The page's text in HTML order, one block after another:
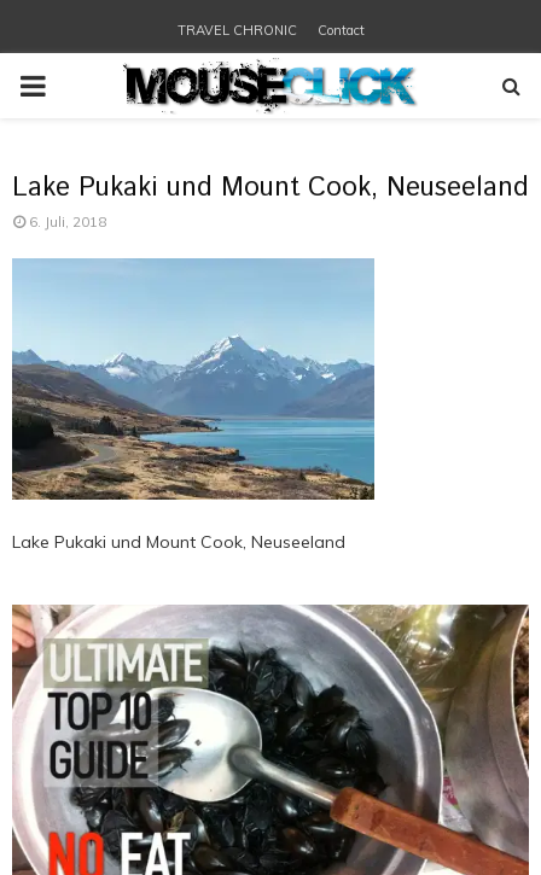
TRAVEL CHRONIC Contact
PRIMARY
Lake Pukaki und Mount Cook, Neuseeland
6. Juli, 2018
Lake Pukaki und Mount Cook, Neuseeland